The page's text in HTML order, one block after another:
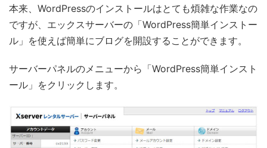
本来、WordPressのインストールはとても煩雑な作業なの
ですが、エックスサーバーの「WordPress簡単インストー
ル」を使えば簡単にブログを開設することができます。
サーバーパネルのメニューから「WordPress簡単インスト
ール」をクリックします。